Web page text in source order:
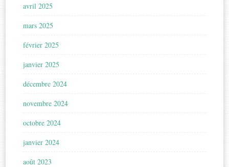
avril 2025
mars 2025
février 2025
janvier 2025
décembre 2024
novembre 2024
octobre 2024
janvier 2024
août 2023